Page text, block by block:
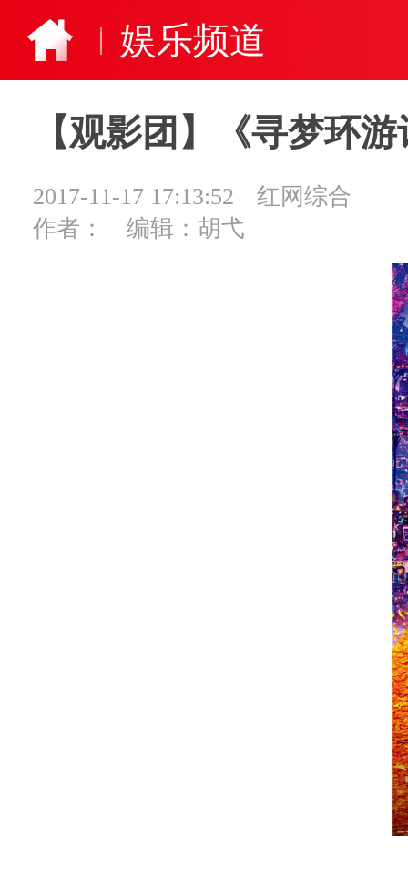
娱乐频道
【观影团】《寻梦环
2017-11-17 17:13:52
红网综合
作者：
编辑：胡弋